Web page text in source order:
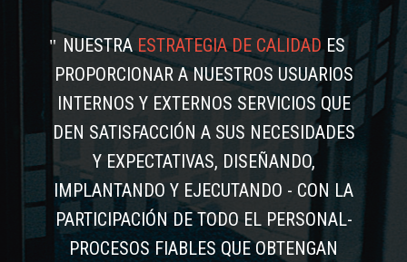
NUESTRAESTRATEGIA DE CALIDADES
PROPORCIONAR A NUESTROS USUARIOS
INTERNOS Y EXTERNOS SERVICIOS QUE
DEN SATISFACCIÓN A SUS NECESIDADES
Y EXPECTATIVAS, DISEÑANDO,
IMPLANTANDO Y EJECUTANDO - CON LA
PARTICIPACIÓN DE TODO EL PERSONAL-
PROCESOS FIABLES QUE OBTENGAN